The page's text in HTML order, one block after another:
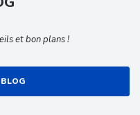
et bon plans !